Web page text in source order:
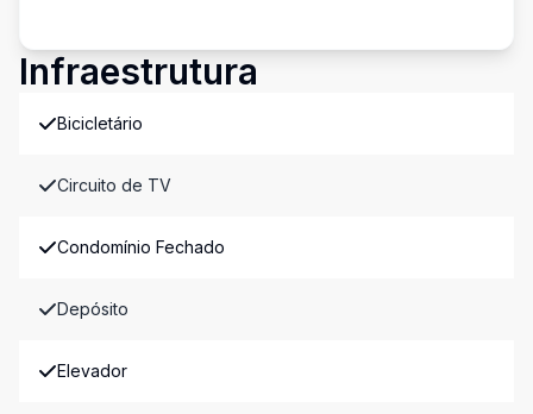
Infraestrutura
Bicicletário
Circuito de TV
Condomínio Fechado
Depósito
Elevador